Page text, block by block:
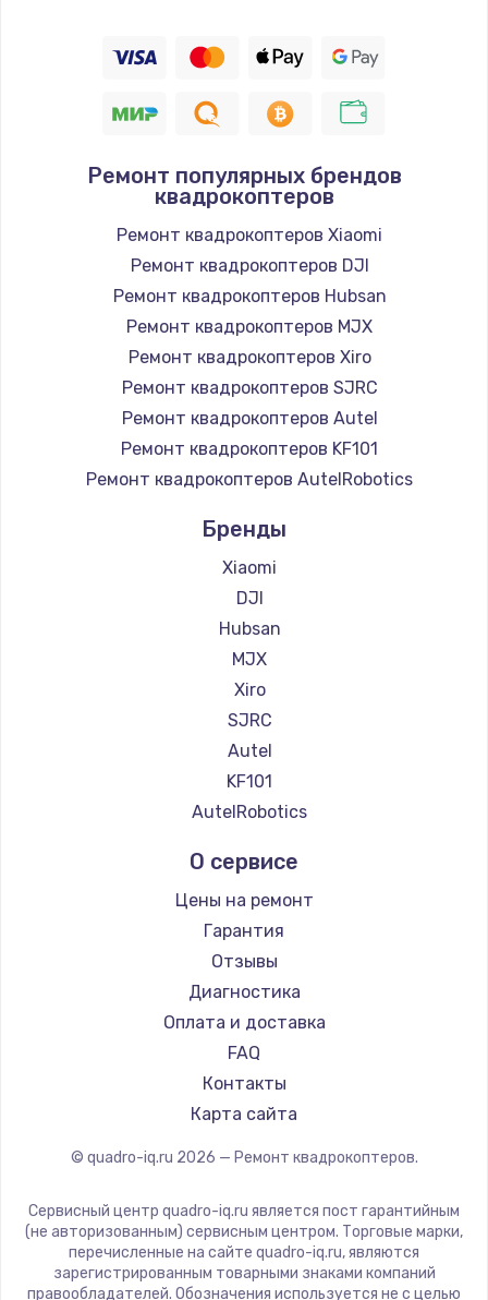
Ремонт популярных брендов
квадрокоптеров
Ремонт квадрокоптеров Xiaomi
Ремонт квадрокоптеров DJI
Ремонт квадрокоптеров Hubsan
Ремонт квадрокоптеров MJX
Ремонт квадрокоптеров Xiro
Ремонт квадрокоптеров SJRC
Ремонт квадрокоптеров Autel
Ремонт квадрокоптеров KF101
Ремонт квадрокоптеров AutelRobotics
Бренды
Xiaomi
DJI
Hubsan
MJX
Xiro
SJRC
Autel
KF101
AutelRobotics
О сервисе
Цены на ремонт
Гарантия
Отзывы
Диагностика
Оплата и доставка
FAQ
Контакты
Карта сайта
© quadro-iq.ru 2026 — Ремонт квадрокоптеров.
Сервисный центр quadro-iq.ru является пост гарантийным
(не авторизованным) сервисным центром. Торговые марки,
перечисленные на сайте quadro-iq.ru, являются
зарегистрированным товарными знаками компаний
правообладателей. Обозначения используется не с целью